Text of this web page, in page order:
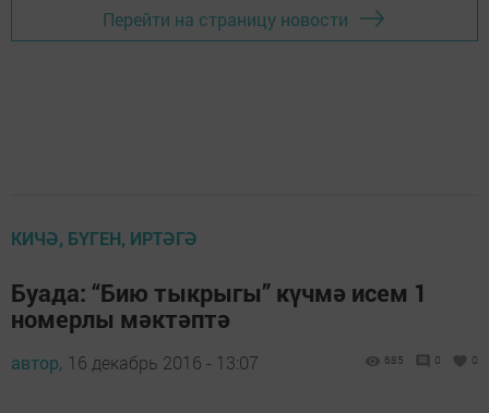
Перейти на страницу новости
КИЧӘ, БҮГЕН, ИРТӘГӘ
Буада: “Бию тыкрыгы” күчмә исем 1
номерлы мәктәптә
автор, 16 декабрь 2016 - 13:07 685 0 0